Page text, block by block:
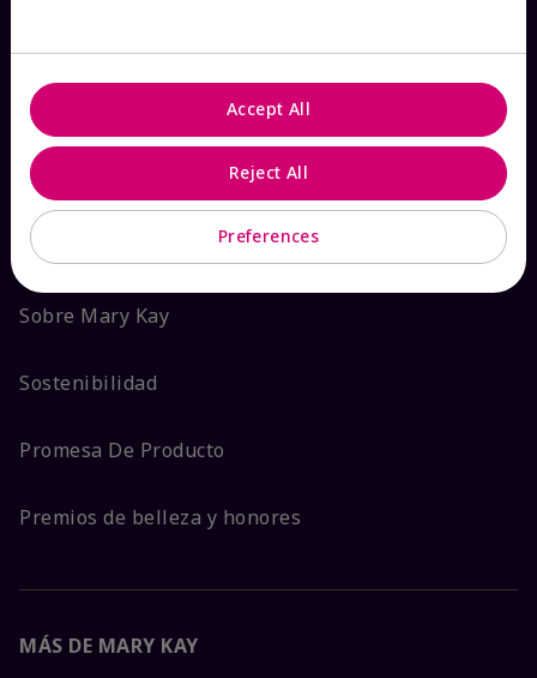
Preguntas frecuentes
ACERCA DE MARY KAY
Garantía de Satisfacción
Sobre Mary Kay
Sostenibilidad
Promesa De Producto
Premios de belleza y honores
MÁS DE MARY KAY
Preferences
Reject All
Accept All